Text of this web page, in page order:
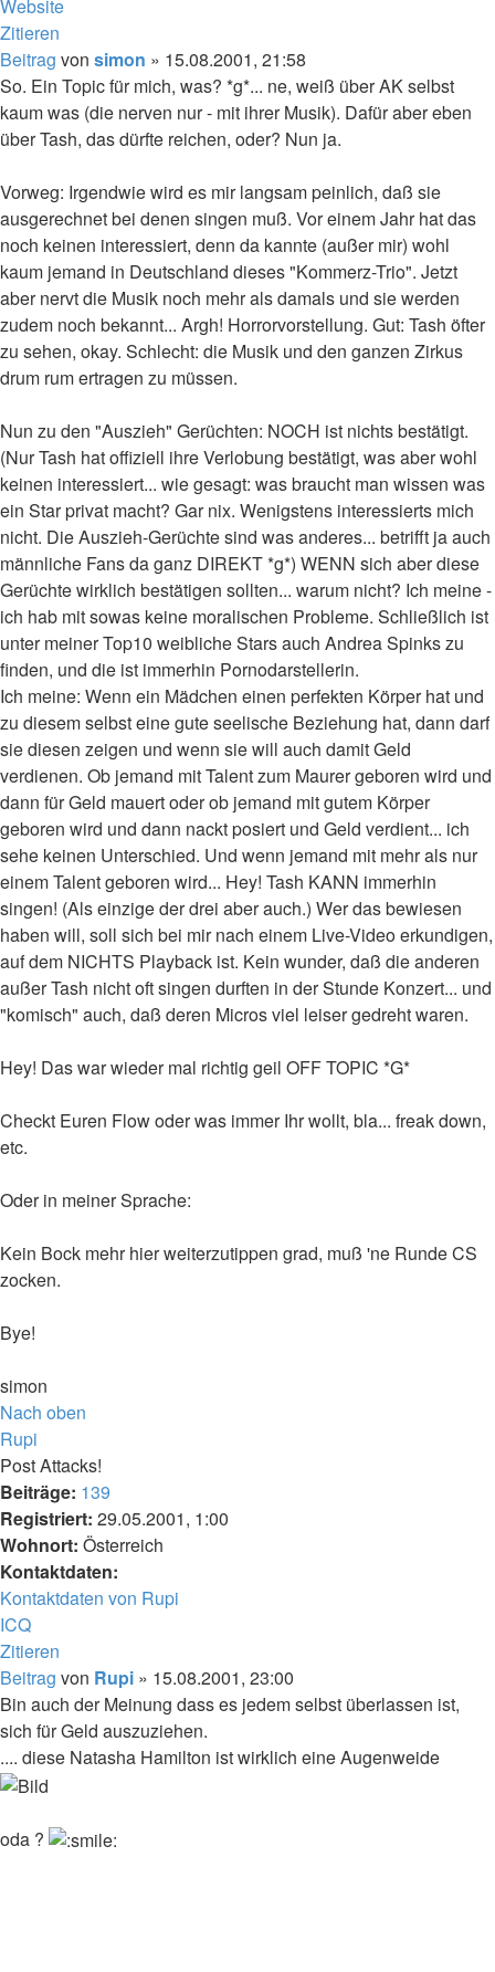
Website
Zitieren
Beitrag von simon » 15.08.2001, 21:58
So. Ein Topic für mich, was? *g*... ne, weiß über AK selbst
kaum was (die nerven nur - mit ihrer Musik). Dafür aber eben
über Tash, das dürfte reichen, oder? Nun ja.
Vorweg: Irgendwie wird es mir langsam peinlich, daß sie
ausgerechnet bei denen singen muß. Vor einem Jahr hat das
noch keinen interessiert, denn da kannte (außer mir) wohl
kaum jemand in Deutschland dieses "Kommerz-Trio". Jetzt
aber nervt die Musik noch mehr als damals und sie werden
zudem noch bekannt... Argh! Horrorvorstellung. Gut: Tash öfter
zu sehen, okay. Schlecht: die Musik und den ganzen Zirkus
drum rum ertragen zu müssen.
Nun zu den "Auszieh" Gerüchten: NOCH ist nichts bestätigt.
(Nur Tash hat offiziell ihre Verlobung bestätigt, was aber wohl
keinen interessiert... wie gesagt: was braucht man wissen was
ein Star privat macht? Gar nix. Wenigstens interessierts mich
nicht. Die Auszieh-Gerüchte sind was anderes... betrifft ja auch
männliche Fans da ganz DIREKT *g*) WENN sich aber diese
Gerüchte wirklich bestätigen sollten... warum nicht? Ich meine -
ich hab mit sowas keine moralischen Probleme. Schließlich ist
unter meiner Top10 weibliche Stars auch Andrea Spinks zu
finden, und die ist immerhin Pornodarstellerin.
Ich meine: Wenn ein Mädchen einen perfekten Körper hat und
zu diesem selbst eine gute seelische Beziehung hat, dann darf
sie diesen zeigen und wenn sie will auch damit Geld
verdienen. Ob jemand mit Talent zum Maurer geboren wird und
dann für Geld mauert oder ob jemand mit gutem Körper
geboren wird und dann nackt posiert und Geld verdient... ich
sehe keinen Unterschied. Und wenn jemand mit mehr als nur
einem Talent geboren wird... Hey! Tash KANN immerhin
singen! (Als einzige der drei aber auch.) Wer das bewiesen
haben will, soll sich bei mir nach einem Live-Video erkundigen,
auf dem NICHTS Playback ist. Kein wunder, daß die anderen
außer Tash nicht oft singen durften in der Stunde Konzert... und
"komisch" auch, daß deren Micros viel leiser gedreht waren.
Hey! Das war wieder mal richtig geil OFF TOPIC *G*
Checkt Euren Flow oder was immer Ihr wollt, bla... freak down,
etc.
Oder in meiner Sprache:
Kein Bock mehr hier weiterzutippen grad, muß 'ne Runde CS
zocken.
Bye!
simon
Nach oben
Rupi
Post Attacks!
Beiträge: 139
Registriert: 29.05.2001, 1:00
Wohnort: Österreich
Kontaktdaten:
Kontaktdaten von Rupi
ICQ
Zitieren
Beitrag von Rupi » 15.08.2001, 23:00
Bin auch der Meinung dass es jedem selbst überlassen ist,
sich für Geld auszuziehen.
.... diese Natasha Hamilton ist wirklich eine Augenweide
oda ?